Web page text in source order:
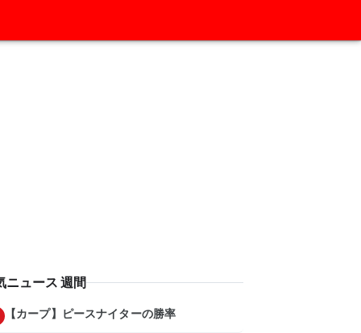
ニュース 週間
【カープ】ピースナイターの勝率